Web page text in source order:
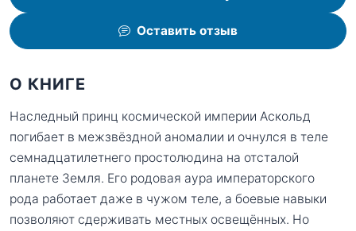
Оставить отзыв
О КНИГЕ
Наследный принц космической империи Аскольд
погибает в межзвёздной аномалии и очнулся в теле
семнадцатилетнего простолюдина на отсталой
планете Земля. Его родовая аура императорского
рода работает даже в чужом теле, а боевые навыки
позволяют сдерживать местных освещённых. Но